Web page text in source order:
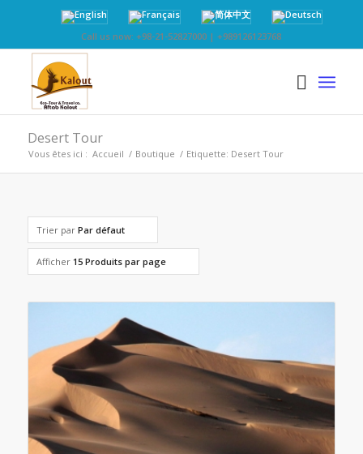
Call us now: +98-21-52827000 | +989126123768
Desert Tour
Vous êtes ici : Accueil / Boutique / Etiquette: Desert Tour
Trier par Par défaut
Afficher 15 Produits par page